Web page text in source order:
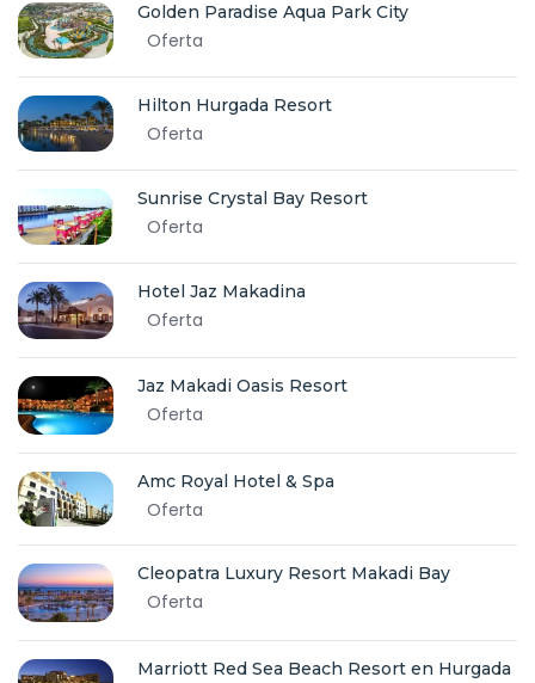
Golden Paradise Aqua Park City
Oferta
Hilton Hurgada Resort
Oferta
Sunrise Crystal Bay Resort
Oferta
Hotel Jaz Makadina
Oferta
Jaz Makadi Oasis Resort
Oferta
Amc Royal Hotel & Spa
Oferta
Cleopatra Luxury Resort Makadi Bay
Oferta
Marriott Red Sea Beach Resort en Hurgada